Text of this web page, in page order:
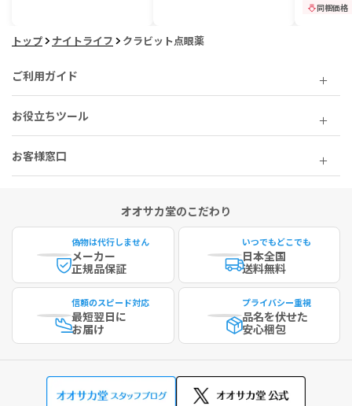
同梱価格
トップ ナイトライフ クラビット点眼薬
ご利用ガイド
お役立ちツール
お客様窓口
オオサカ堂のこだわり
偽物は代行しません
メーカー
正規品保証
いつでもどこでも
日本全国
送料無料
信頼のスピード対応
最短翌日に
お届け
プライバシー重視
品名を伏せた
安心梱包